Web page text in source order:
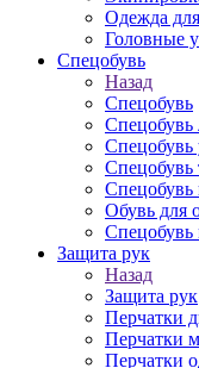
Одежда
Головные
Спецобувь
Назад
Спецобувь
Спецобувь
Спецобувь
Спецобувь
Спецобувь
Обувь для
Спецобувь
Защита рук
Назад
Защита рук
Перчатки
Перчатки
Перчатки